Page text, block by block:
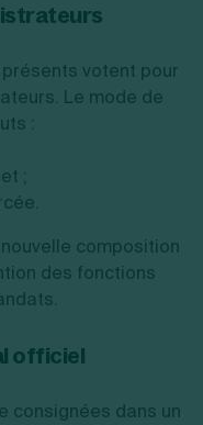
votent pour
Le mode de
:
;
composition
des fonctions
officiel
consignées dans un